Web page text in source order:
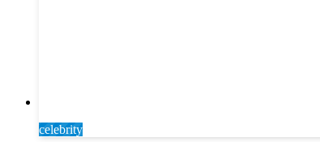
celebrity